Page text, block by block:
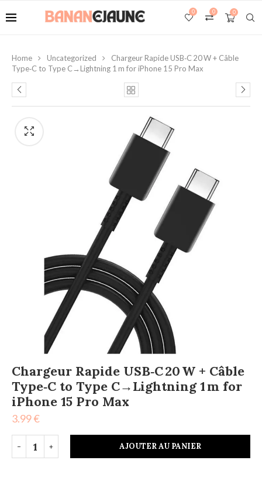
0
0
0
Home Uncategorized
Chargeur Rapide USB‑C 20 W + Câble
Type‑C to Type C→Lightning 1 m for iPhone 15 Pro Max
Chargeur Rapide USB‑C 20 W + Câble
Type‑C to Type C→Lightning 1 m for
iPhone 15 Pro Max
3.99€
AJOUTER AU PANIER